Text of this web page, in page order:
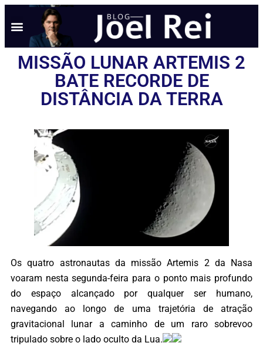
MISSÃO LUNAR ARTEMIS 2
BATE RECORDE DE
DISTÂNCIA DA TERRA
Os quatro astronautas da missão Artemis 2 da Nasa
voaram nesta segunda-feira para o ponto mais profundo
do espaço alcançado por qualquer ser humano,
navegando ao longo de uma trajetória de atração
gravitacional lunar a caminho de um raro sobrevoo
tripulado sobre o lado oculto da Lua.